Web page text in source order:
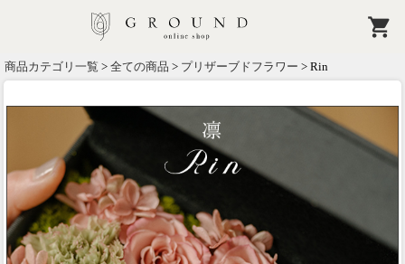
商品カテゴリ一覧 > 全ての商品 > プリザーブドフラワー > Rin